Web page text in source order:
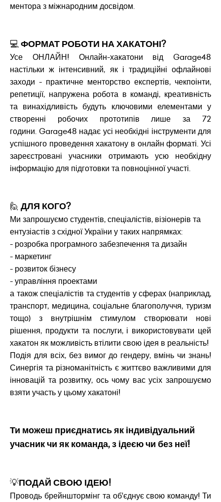
ментора з міжнародним досвідом.
💻ФОРМАТ РОБОТИ НА ХАКАТОНІ?
Усе ОНЛАЙН! Онлайн-хакатони від Garage48
настільки ж інтенсивний, як і традиційні офлайнові
заходи - практичне менторство експертів, чекпоінти,
репетиції, напружена робота в команді, креативність
та винахідливість будуть ключовими елементами у
створенні робочих прототипів лише за 72
години. Garage48 надає усі необхідні інструменти для
успішного проведення хакатону в онлайн форматі. Усі
зареєстровані учасники отримають усю необхідну
інформацію для підготовки та повноцінної участі.
🙋 ДЛЯ КОГО?
Ми запрошуємо студентів, спеціалістів, візіонерів та
ентузіастів з східної України у таких напрямках:
- розробка програмного забезпечення та дизайн
- маркетинг
- розвиток бізнесу
- управління проектами
а також спеціалістів та студентів у сферах (наприклад,
транспорт, медицина, соціальне благополуччя, туризм
тощо) з внутрішнім стимулом створювати нові
рішення, продукти та послуги, і використовувати цей
хакатон як можливість втілити свою ідея в реальність!
Подія для всіх, без вимог до гендеру, вмінь чи знань!
Синергія та різноманітність є життєво важливими для
інновацій та розвитку, ось чому вас усіх запрошуємо
взяти участь у цьому хакатоні!
Ти можеш приєднатись як індивідуальний
учасник чи як команда, з ідеєю чи без неї!
💡ПОДАЙ СВОЮ ІДЕЮ!
Проводь брейнштормінг та об'єднує свою команду! Ти